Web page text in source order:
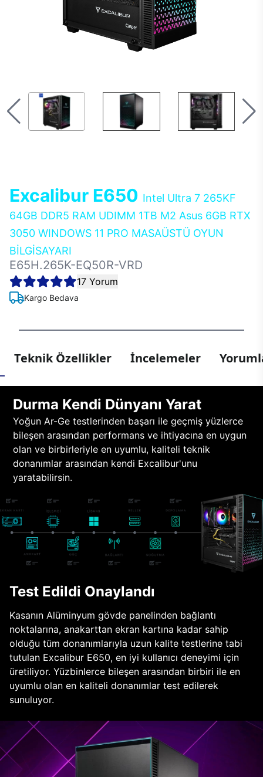
Excalibur E650 Intel Ultra 7 265KF
64GB DDR5 RAM UDIMM 1TB M2 Asus 6GB RTX
3050 WINDOWS 11 PRO MASAÜSTÜ OYUN
BİLGİSAYARI
E65H.265K-EQ50R-VRD
17 Yorum
Kargo Bedava
Teknik Özellikler İncelemeler
Durma Kendi Dünyanı Yarat
Yoğun Ar-Ge testlerinden başarı ile geçmiş yüzlerce
bileşen arasından performans ve ihtiyacına en uygun
olan ve birbirleriyle en uyumlu, kaliteli teknik
donanımlar arasından kendi Excalibur'unu
yaratabilirsin.
Test Edildi Onaylandı
Kasanın Alüminyum gövde panelinden bağlantı
noktalarına, anakarttan ekran kartına kadar sahip
olduğu tüm donanımlarıyla uzun kalite testlerine tabi
tutulan Excalibur E650, en iyi kullanıcı deneyimi için
üretiliyor. Yüzbinlerce bileşen arasından birbiri ile en
uyumlu olan en kaliteli donanımlar test edilerek
sunuluyor.